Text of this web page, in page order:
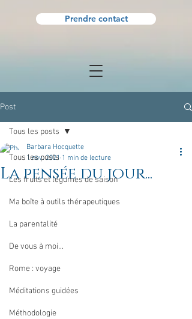
Prendre contact
Post
Tous les posts
Les fruits et légumes de saison
Ma boîte à outils thérapeutiques
La parentalité
De vous à moi...
Rome : voyage
Méditations guidées
Méthodologie
Tous les posts
La pensée du jour...
Barbara Hocquette
1 nov. 2021 1 min de lecture